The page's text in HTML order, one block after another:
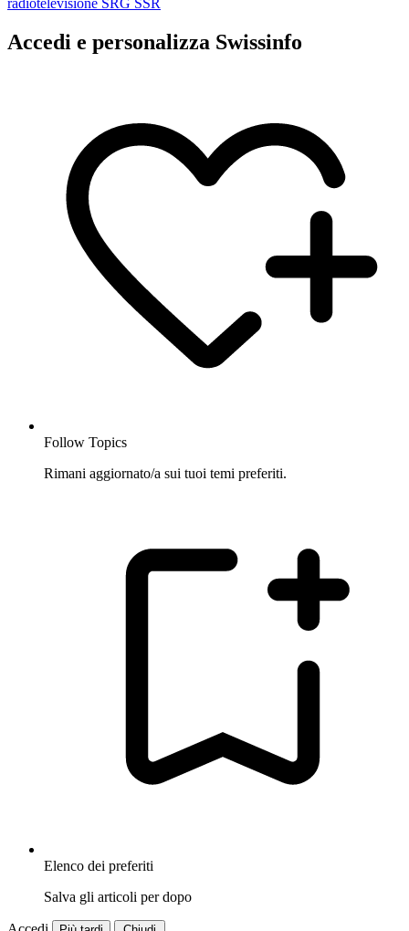
Accedi e personalizza Swissinfo
Follow Topics
Rimani aggiornato/a sui tuoi temi preferiti.
Elenco dei preferiti
Salva gli articoli per dopo